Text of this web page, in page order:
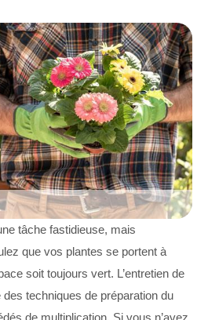
tâche fastidieuse, mais
que vos plantes se portent à
soit toujours vert. L’entretien de
techniques de préparation du